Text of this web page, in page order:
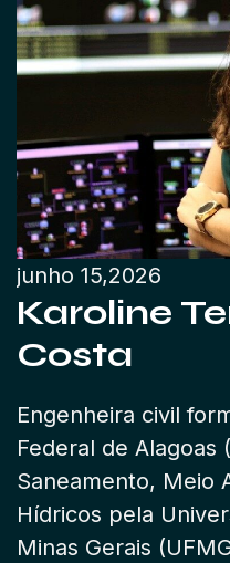
junho 15,2026
Karoline
Costa
Engenheira civil
Federal de Alagoas
Saneamento, Meio
Hídricos pela
Minas Gerais